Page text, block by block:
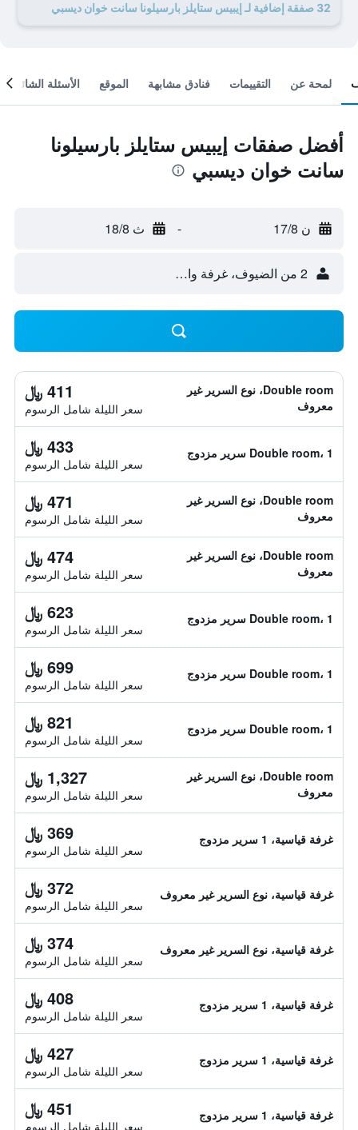
32 صفقة إضافية لـ إيبيس ستايلز بارسيلونا سانت خوان ديسبي
لمحة عن التقييمات فنادق مشابهة الموقع الأسئلة الشائعة
أفضل صفقات إيبيس ستايلز بارسيلونا
سانت خوان ديسبي
ن 17/8 - ث 18/8
2 من الضيوف، غرفة واحدة
Double room، نوع السرير غير
معروف
411 ﷼
سعر الليلة شامل الرسوم
Double room، 1 سرير مزدوج 433 ﷼
سعر الليلة شامل الرسوم
Double room، نوع السرير غير
معروف
471 ﷼
سعر الليلة شامل الرسوم
Double room، نوع السرير غير
معروف
474 ﷼
سعر الليلة شامل الرسوم
Double room، 1 سرير مزدوج 623 ﷼
سعر الليلة شامل الرسوم
Double room، 1 سرير مزدوج 699 ﷼
سعر الليلة شامل الرسوم
Double room، 1 سرير مزدوج 821 ﷼
سعر الليلة شامل الرسوم
Double room، نوع السرير غير
معروف
1,327 ﷼
سعر الليلة شامل الرسوم
غرفة قياسية، 1 سرير مزدوج 369 ﷼
سعر الليلة شامل الرسوم
غرفة قياسية، نوع السرير غير معروف 372 ﷼
سعر الليلة شامل الرسوم
غرفة قياسية، نوع السرير غير معروف 374 ﷼
سعر الليلة شامل الرسوم
غرفة قياسية، 1 سرير مزدوج 408 ﷼
سعر الليلة شامل الرسوم
غرفة قياسية، 1 سرير مزدوج 427 ﷼
سعر الليلة شامل الرسوم
غرفة قياسية، 1 سرير مزدوج 451 ﷼
سعر الليلة شامل الرسوم